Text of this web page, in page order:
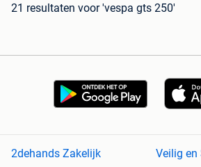
21 resultaten voor 'vespa gts 250'
2dehands Zakelijk Veilig en